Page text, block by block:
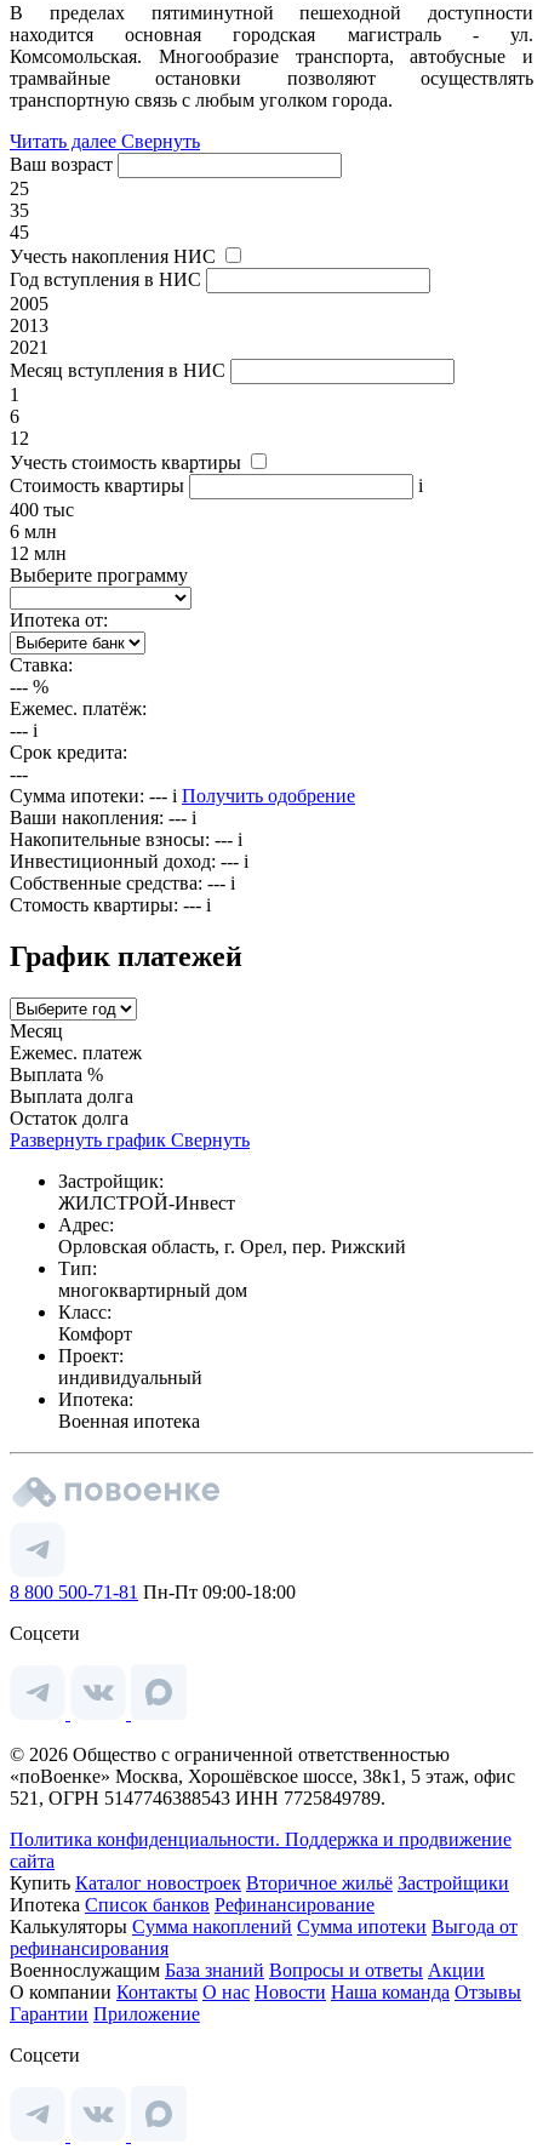
В пределах пятиминутной пешеходной доступности
находится основная городская магистраль - ул.
Комсомольская. Многообразие транспорта, автобусные и
трамвайные остановки позволяют осуществлять
транспортную связь с любым уголком города.
Читать далее Свернуть
Ваш возраст
25
35
45
Учесть накопления НИС
Год вступления в НИС
2005
2013
2021
Месяц вступления в НИС
1
6
12
Учесть стоимость квартиры
Стоимость квартиры
i
400 тыс
6 млн
12 млн
Выберите программу
Ипотека от:
Ставка:
--- %
Ежемес. платёж:
--- i
Срок кредита:
---
Сумма ипотеки: --- i Получить одобрение
Ваши накопления: --- i
Накопительные взносы: --- i
Инвестиционный доход: --- i
Собственные средства: --- i
Стомость квартиры: --- i
График платежей
Месяц
Ежемес. платеж
Выплата %
Выплата долга
Остаток долга
Развернуть график Свернуть
Застройщик:
ЖИЛСТРОЙ-Инвест
Адрес:
Орловская область, г. Орел, пер. Рижский
Тип:
многоквартирный дом
Класс:
Комфорт
Проект:
индивидуальный
Ипотека:
Военная ипотека
8 800 500-71-81 Пн-Пт 09:00-18:00
Соцсети
© 2026 Общество с ограниченной ответственностью
«поВоенке» Москва, Хорошёвское шоссе, 38к1, 5 этаж, офис
521, ОГРН 5147746388543 ИНН 7725849789.
Политика конфиденциальности. Поддержка и продвижение
сайта
Купить Каталог новостроек Вторичное жильё Застройщики
Ипотека Список банков Рефинансирование
Калькуляторы Сумма накоплений Сумма ипотеки Выгода от
рефинансирования
Военнослужащим База знаний Вопросы и ответы Акции
О компании Контакты О нас Новости Наша команда Отзывы
Гарантии Приложение
Соцсети